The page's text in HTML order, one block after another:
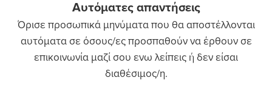
Αυτόματες απαντήσεις
Όρισε προσωπικά μηνύματα που θα αποστέλλονται
αυτόματα σε όσους/ες προσπαθούν να έρθουν σε
επικοινωνία μαζί σου ενω λείπεις ή δεν είσαι
διαθέσιμος/η.